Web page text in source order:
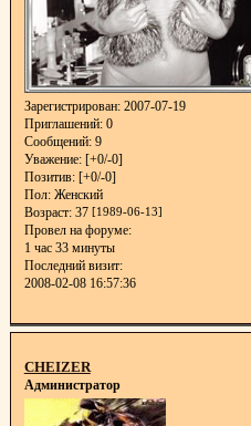
Зарегистрирован: 2007-07-19
Приглашений:0
Сообщений:9
Уважение: [+0/-0]
Позитив: [+0/-0]
Пол:Женский
Возраст:37 [1989-06-13]
Провел на форуме:
1 час 33 минуты
Последний визит:
2008-02-08 16:57:36
CHEIZER
Администратор